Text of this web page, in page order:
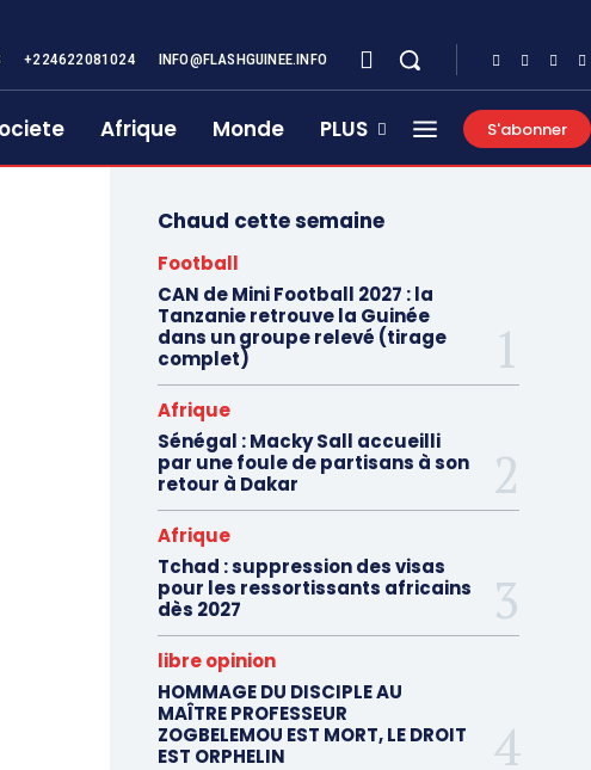
+224622081024 INFO@FLASHGUINEE.INFO
Afrique Monde PLUS S'abonner
Chaud cette semaine
Football
CAN de Mini Football 2027 : la
Tanzanie retrouve la Guinée
dans un groupe relevé (tirage
complet)
Afrique
Sénégal : Macky Sall accueilli
par une foule de partisans à son
retour à Dakar
Afrique
Tchad : suppression des visas
pour les ressortissants africains
dès 2027
libre opinion
HOMMAGE DU DISCIPLE AU
MAÎTRE PROFESSEUR
ZOGBELEMOU EST MORT, LE DROIT
EST ORPHELIN